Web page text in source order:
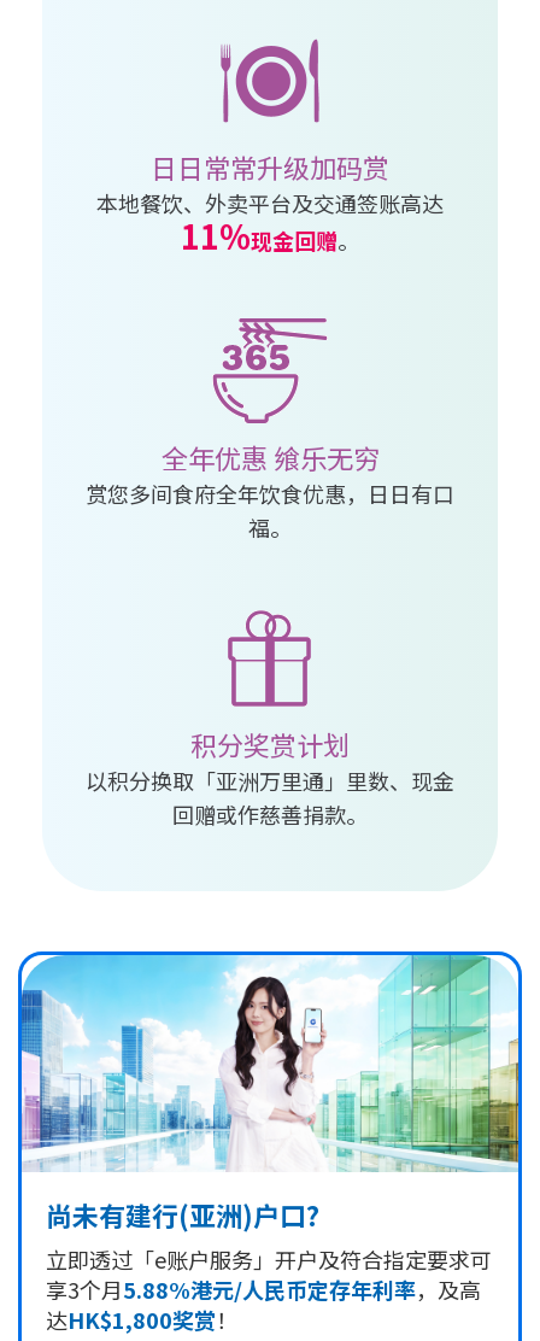
日日常常升级加码赏
本地餐饮、外卖平台及交通签账高达
11%现金回赠。
全年优惠 飨乐无穷
赏您多间食府全年饮食优惠，日日有口
福。
积分奖赏计划
以积分换取「亚洲万里通」里数、现金
回赠或作慈善捐款。
尚未有建行(亚洲)户口?
立即透过「e账户服务」开户及符合指定要求可
享3个月5.88%港元/人民币定存年利率，及高
达HK$1,800奖赏！